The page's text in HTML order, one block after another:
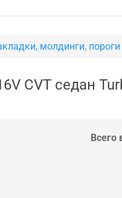
молдинги, пороги
CVT седан
Всего